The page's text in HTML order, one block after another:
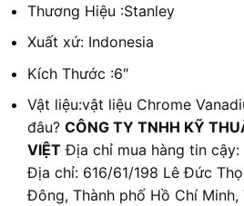
Thương Hiệu :Stanley
Xuất xứ: Indonesia
Kích Thước :6″
Vật liệu:vật liệu Chrome
đâu? CÔNG TY TNHH KỸ
VIỆT Địa chỉ mua hàng tin cậy:
Địa chỉ: 616/61/198 Lê Đức
Đông, Thành phố Hồ Chí Minh,